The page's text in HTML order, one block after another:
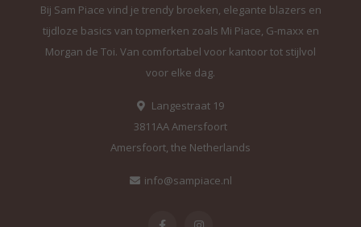
Bij Sam Piace vind je trendy broeken, elegante blazers en
tijdloze basics van topmerken zoals Mi Piace, G-maxx en
Morgan de Toi. Van comfortabel voor kantoor tot stijlvol
voor elke dag.
Langestraat 19
3811AA Amersfoort
Amersfoort, the Netherlands
info@sampiace.nl